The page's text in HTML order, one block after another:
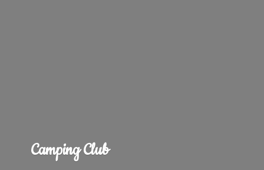
Camping Club